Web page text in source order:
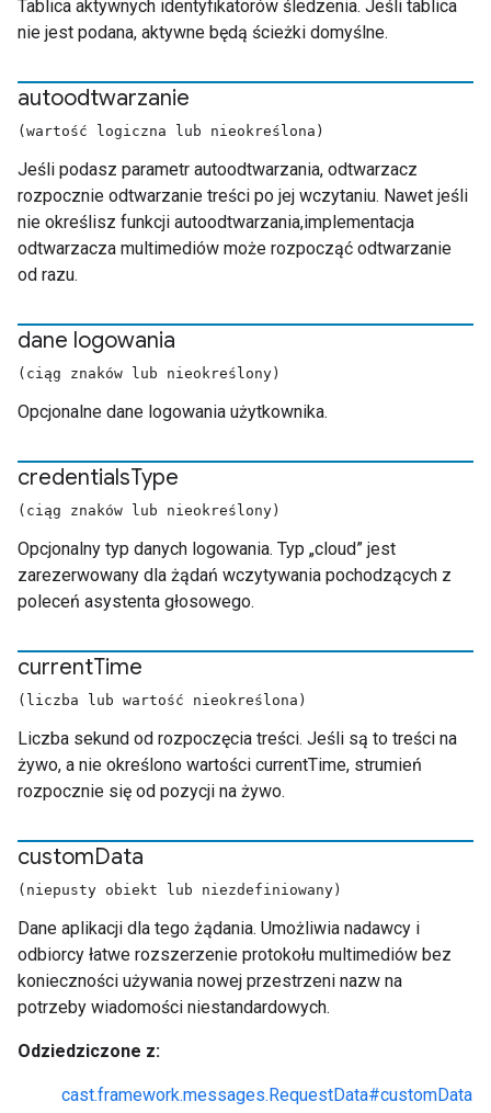
Tablica aktywnych identyfikatorów śledzenia. Jeśli tablica
nie jest podana, aktywne będą ścieżki domyślne.
autoodtwarzanie
(wartość logiczna lub nieokreślona)
Jeśli podasz parametr autoodtwarzania, odtwarzacz
rozpocznie odtwarzanie treści po jej wczytaniu. Nawet jeśli
nie określisz funkcji autoodtwarzania,implementacja
odtwarzacza multimediów może rozpocząć odtwarzanie
od razu.
dane logowania
(ciąg znaków lub nieokreślony)
Opcjonalne dane logowania użytkownika.
credentialsType
(ciąg znaków lub nieokreślony)
Opcjonalny typ danych logowania. Typ „cloud” jest
zarezerwowany dla żądań wczytywania pochodzących z
poleceń asystenta głosowego.
currentTime
(liczba lub wartość nieokreślona)
Liczba sekund od rozpoczęcia treści. Jeśli są to treści na
żywo, a nie określono wartości currentTime, strumień
rozpocznie się od pozycji na żywo.
customData
(niepusty obiekt lub niezdefiniowany)
Dane aplikacji dla tego żądania. Umożliwia nadawcy i
odbiorcy łatwe rozszerzenie protokołu multimediów bez
konieczności używania nowej przestrzeni nazw na
potrzeby wiadomości niestandardowych.
Odziedziczone z:
cast.framework.messages.RequestData#customData